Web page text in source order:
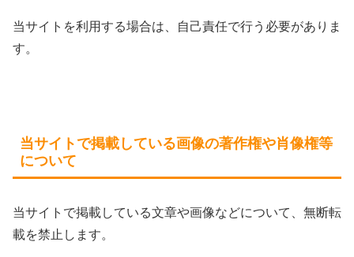
当サイトを利用する場合は、自己責任で行う必要がありま
す。
当サイトで掲載している画像の著作権や肖像権等
について
当サイトで掲載している文章や画像などについて、無断転
載を禁止します。